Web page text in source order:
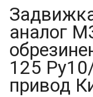
аналог
125
привод